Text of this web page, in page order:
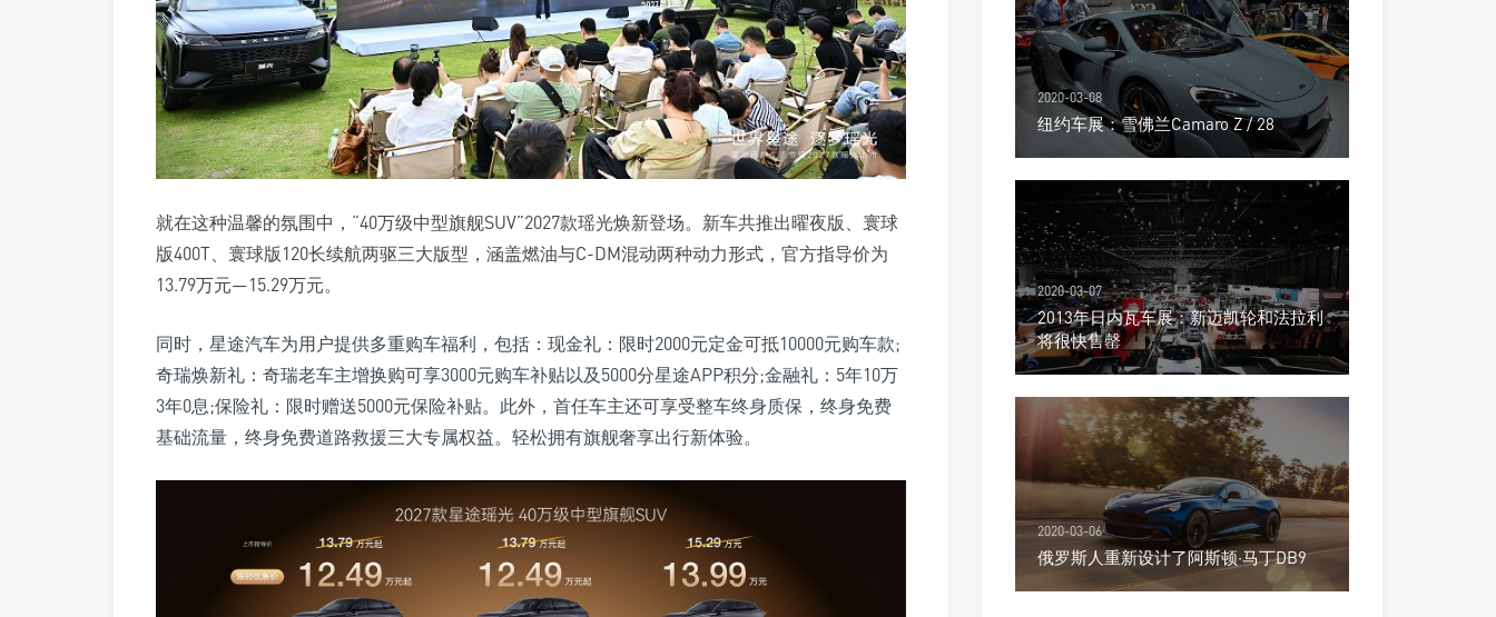
就在这种温馨的氛围中，“40万级中型旗舰SUV”2027款瑶光焕新登场。新车共推出曜夜版、寰球
版400T、寰球版120长续航两驱三大版型，涵盖燃油与C-DM混动两种动力形式，官方指导价为
13.79万元—15.29万元。
同时，星途汽车为用户提供多重购车福利，包括：现金礼：限时2000元定金可抵10000元购车款;
奇瑞焕新礼：奇瑞老车主增换购可享3000元购车补贴以及5000分星途APP积分;金融礼：5年10万
3年0息;保险礼：限时赠送5000元保险补贴。此外，首任车主还可享受整车终身质保，终身免费
基础流量，终身免费道路救援三大专属权益。轻松拥有旗舰奢享出行新体验。
2020-03-08
纽约车展：雪佛兰Camaro Z / 28
2020-03-07
2013年日内瓦车展：新迈凯轮和法拉利
将很快售罄
2020-03-06
俄罗斯人重新设计了阿斯顿·马丁DB9